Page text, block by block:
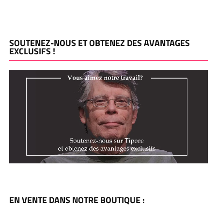
SOUTENEZ-NOUS ET OBTENEZ DES AVANTAGES
EXCLUSIFS !
EN VENTE DANS NOTRE BOUTIQUE :